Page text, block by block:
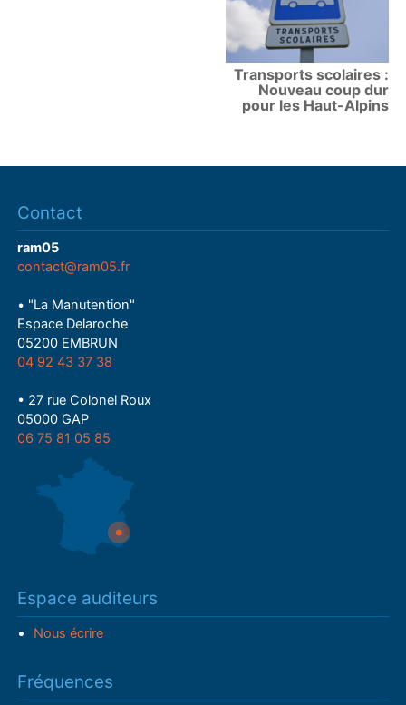
Transports scolaires :
Nouveau coup dur
pour les Haut-Alpins
Contact
ram05
contact@ram05.fr
• "La Manutention"
Espace Delaroche
05200 EMBRUN
04 92 43 37 38
• 27 rue Colonel Roux
05000 GAP
06 75 81 05 85
Espace auditeurs
Nous écrire
Fréquences